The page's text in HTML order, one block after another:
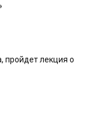
пройдет лекция о